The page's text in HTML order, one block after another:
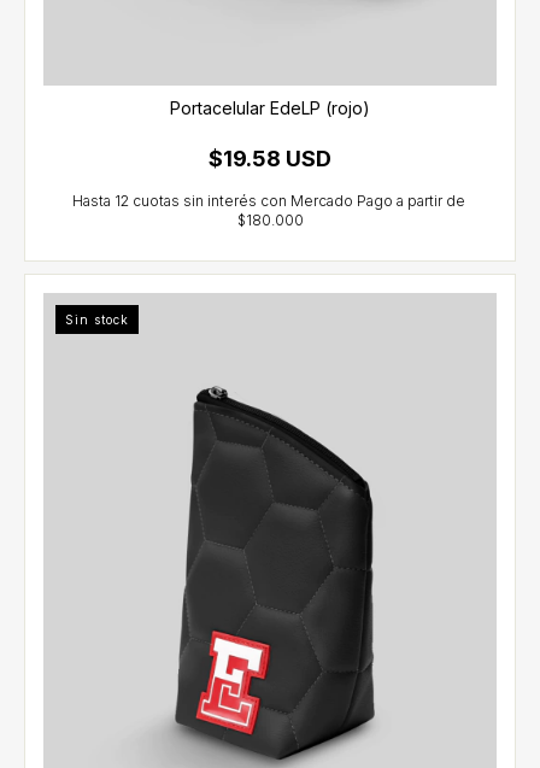
Portacelular EdeLP (rojo)
$19.58 USD
Sin stock